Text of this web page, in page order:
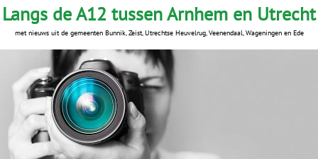
Langs de A12 tussen Arnhem en Utrecht
met nieuws uit de gemeenten Bunnik, Zeist, Utrechtse Heuvelrug, Veenendaal, Wageningen en Ede